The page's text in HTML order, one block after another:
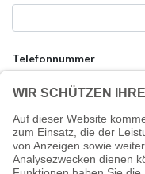
Telefonnummer
Ihre E-Mail *